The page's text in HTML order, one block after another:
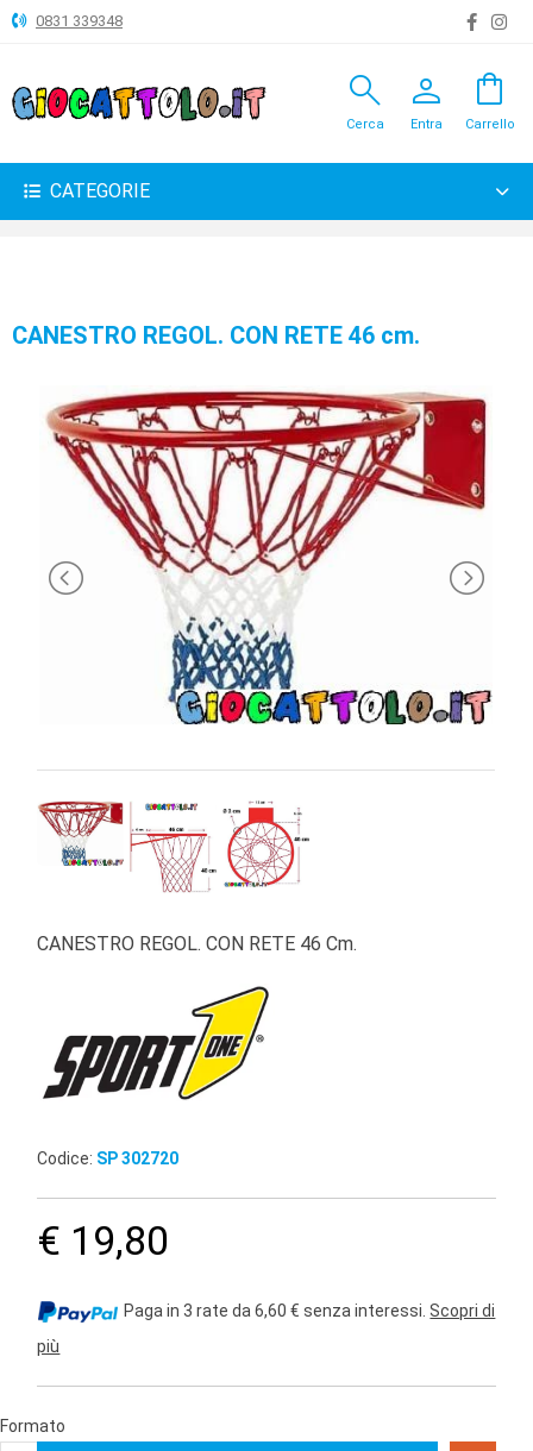
ANIMALI
BAMBOLE
GIOCHI
PELUCHE-
INFANZIA
BRAND
0831 339348
search
Cerca
person
Entra
shopping_bag
Carrello
CATEGORIE
CANESTRO REGOL. CON RETE 46 cm.
CANESTRO REGOL. CON RETE 46 Cm.
Codice: SP 302720
€ 19,80
Paga in 3 rate da 6,60 € senza interessi.Scopri di
più
Formato